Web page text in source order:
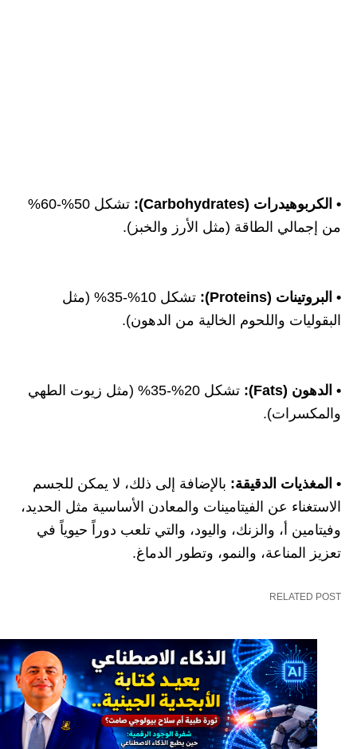
• الكربوهيدرات (Carbohydrates):
تشكل 50%-60%
من إجمالي الطاقة (مثل الأرز والخبز).
• البروتينات (Proteins):
تشكل 10%-35% (مثل
البقوليات واللحوم الخالية من الدهون).
• الدهون (Fats):
تشكل 20%-35% (مثل زيوت الطهي
والمكسرات).
• المغذيات الدقيقة:بالإضافة إلى ذلك، لا يمكن للجسم
الاستغناء عن الفيتامينات والمعادن الأساسية مثل الحديد،
وفيتامين أ، والزنك، واليود، والتي تلعب دوراً حيوياً في
تعزيز المناعة، والنمو، وتطور الدماغ.
RELATED POST